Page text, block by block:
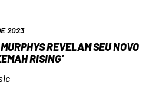
2023
REVELAM SEU NOVO
RISING’